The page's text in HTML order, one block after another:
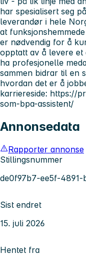
har spesialisert seg
leverandør i hele
at
er nødvendig for å
opptatt av å levere
ha profesjonelle
sammen bidrar til en
hvordan det er å
karriereside: https://
som-bpa-assistent/
Annonsedata
Rapporter annonse
Stillingsnummer
de0f97b7-ee5f-4891-
Sist endret
15. juli 2026
Hentet fra